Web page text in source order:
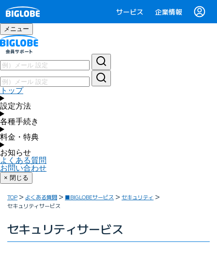
サービス 企業情報
メニュー
トップ
設定方法
各種手続き
料金・特典
お知らせ
よくある質問
お問い合わせ
× 閉じる
TOP よくある質問 ■BIGLOBEサービス
セキュリティ
セキュリティサービス
セキュリティサービス